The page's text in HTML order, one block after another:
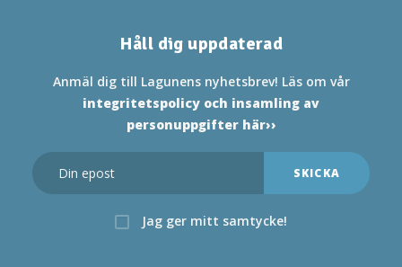
Håll dig uppdaterad
Anmäl dig till Lagunens nyhetsbrev! Läs om vår
integritetspolicy och insamling av
personuppgifter här››
Jag ger mitt samtycke!